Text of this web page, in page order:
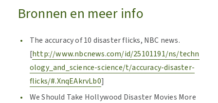
Bronnen en meer info
The accuracy of 10 disaster flicks, NBC news.
[http://www.nbcnews.com/id/25101191/ns/techn
ology_and_science-science/t/accuracy-disaster-
flicks/#.XnqEAkrvLb0]
We Should Take Hollywood Disaster Movies More